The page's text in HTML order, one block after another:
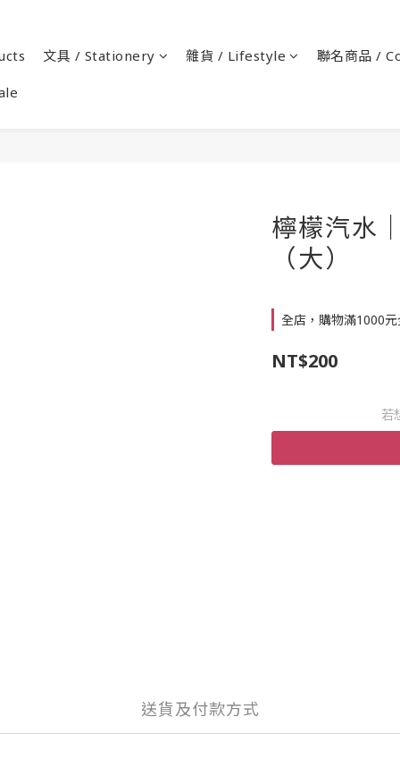
文具 / Stationery 雜貨 / Lifestyle 聯名商品 /
檸檬汽水
（大）
全店，購物滿1000
NT$200
若
送貨及付款方式